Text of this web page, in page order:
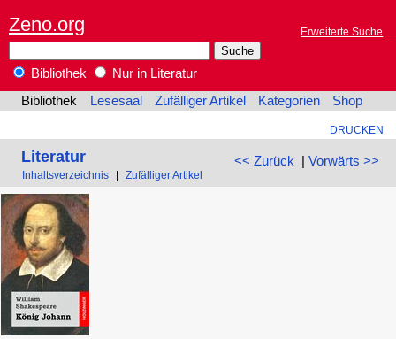
Zeno.org Erweiterte Suche
Bibliothek
Nur in Literatur
Bibliothek
Lesesaal Zufälliger Artikel Kategorien Shop
DRUCKEN
<< Zurück | Vorwärts >>
Literatur
Inhaltsverzeichnis Zufälliger Artikel